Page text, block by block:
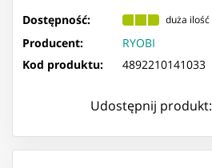
Dostępność: duża ilość
Producent:
RYOBI
Kod produktu:
4892210141033
Udostępnij produkt: